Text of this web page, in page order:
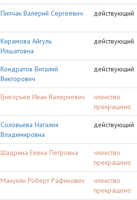
Пипчак Валерий Сергеевич действующий
Кирамова Айгуль
Илшатовна
действующий
Кондратов Виталий
Викторович
действующий
Григорьев Иван Валериевич
членство
прекращено
Соловьева Наталия
Владимировна
действующий
Шадрина Елена Петровна
членство
прекращено
Манукян Роберт Рафикович
членство
прекращено